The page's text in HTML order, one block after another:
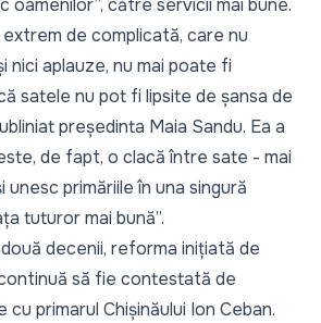
oamenilor”, către servicii mai bune.
de complicată, care nu
nici aplauze, nu mai poate fi
satele nu pot fi lipsite de șansa de
președinta Maia Sandu. Ea a
de fapt, o clacă între sate - mai
primăriile în una singură
tuturor mai bună”.
decenii, reforma inițiată de
să fie contestată de
primarul Chișinăului Ion Ceban.